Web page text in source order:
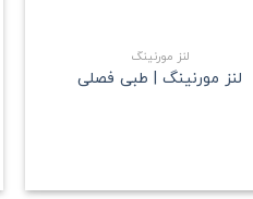
لنز مورنینگ
لنز مورنینگ | طبی فصلی